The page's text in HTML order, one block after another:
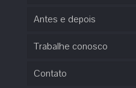
Antes e depois
Trabalhe conosco
Contato